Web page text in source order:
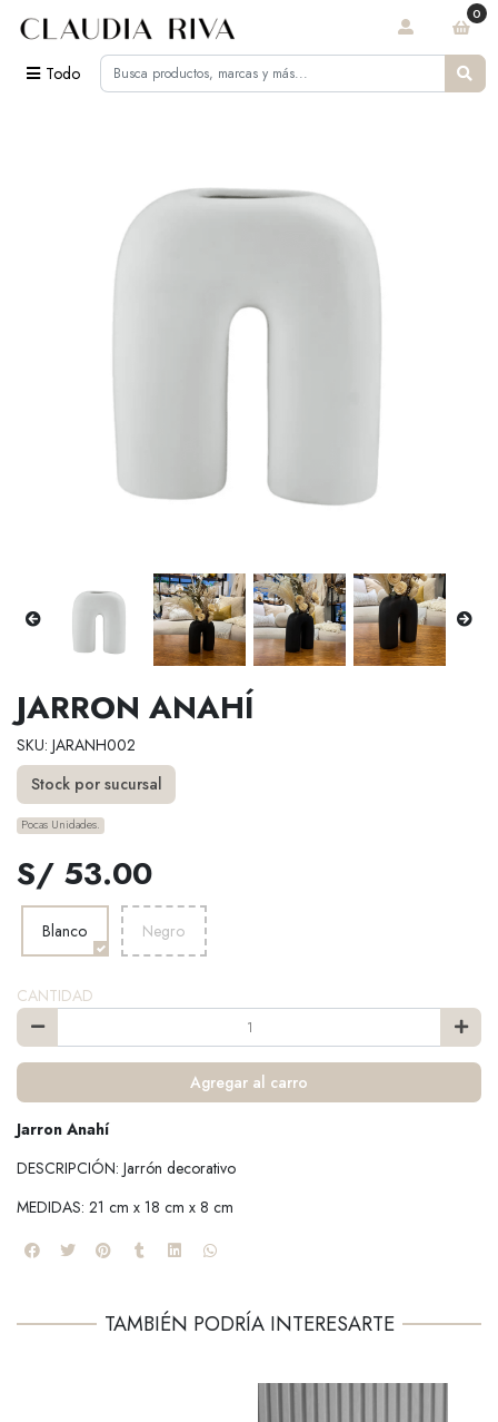
Todo
0
JARRON ANAHÍ
SKU: JARANH002
Stock por sucursal
Pocas Unidades.
S/ 53.00
Blanco Negro
CANTIDAD
Agregar al carro
Jarron Anahí
DESCRIPCIÓN: Jarrón decorativo
MEDIDAS: 21 cm x 18 cm x 8 cm
TAMBIÉN PODRÍA INTERESARTE